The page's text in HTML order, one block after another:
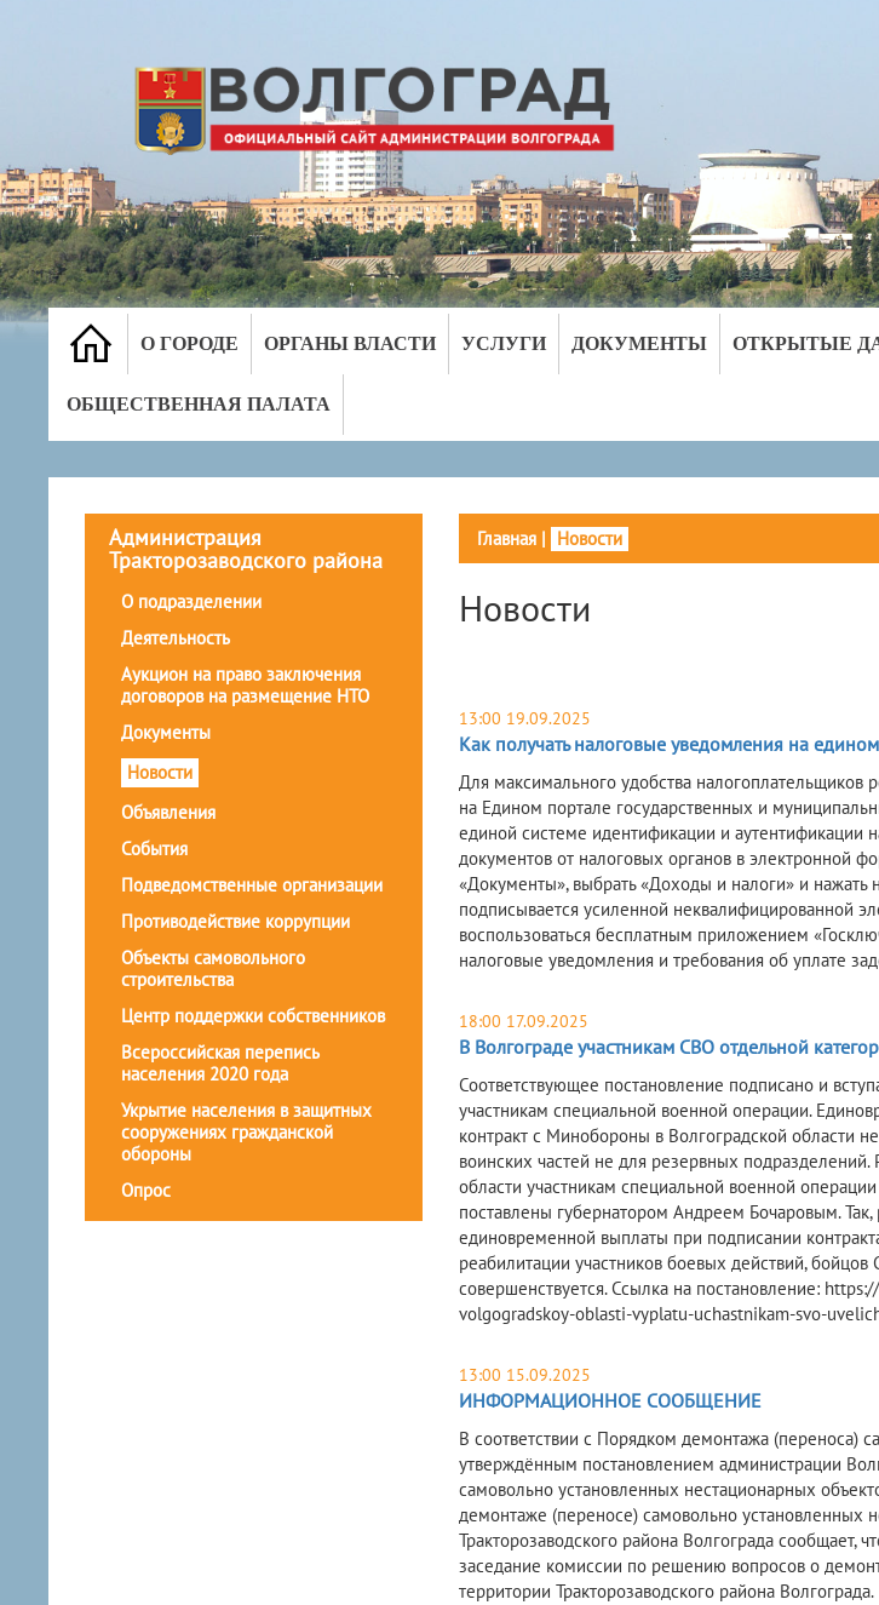
О ГОРОДЕ ОРГАНЫ ВЛАСТИ УСЛУГИ ДОКУМЕНТЫ ОТКРЫТЫЕ
ОБЩЕСТВЕННАЯ ПАЛАТА
Администрация
Тракторозаводского района
О подразделении
Деятельность
Аукцион на право заключения
договоров на размещение НТО
Документы
Новости
Объявления
События
Подведомственные организации
Противодействие коррупции
Объекты самовольного
строительства
Центр поддержки собственников
Всероссийская перепись
населения 2020 года
Укрытие населения в защитных
сооружениях гражданской
обороны
Опрос
Главная| Новости
Новости
13:00 19.09.2025
Как получать налоговые уведомления на
Для максимального удобства налогоплательщиков
на Едином портале государственных и
единой системе идентификации и аутентификации
документов от налоговых органов в электронной
«Документы», выбрать «Доходы и налоги» и
подписывается усиленной неквалифицированной
воспользоваться бесплатным приложением
налоговые уведомления и требования об уплате
18:00 17.09.2025
В Волгограде участникам СВО отдельной
Соответствующее постановление подписано и
участникам специальной военной операции.
контракт с Минобороны в Волгоградской области
воинских частей не для резервных
области участникам специальной военной
поставлены губернатором Андреем Бочаровым.
единовременной выплаты при подписании
реабилитации участников боевых действий,
совершенствуется. Ссылка на постановление:
volgogradskoy-oblasti-vyplatu-uchastnikam-svo-
13:00 15.09.2025
ИНФОРМАЦИОННОЕ СООБЩЕНИЕ
В соответствии с Порядком демонтажа (переноса)
утверждённым постановлением администрации
самовольно установленных нестационарных
демонтаже (переносе) самовольно установленных
Тракторозаводского района Волгограда сообщает,
заседание комиссии по решению вопросов о
территории Тракторозаводского района Волгограда.